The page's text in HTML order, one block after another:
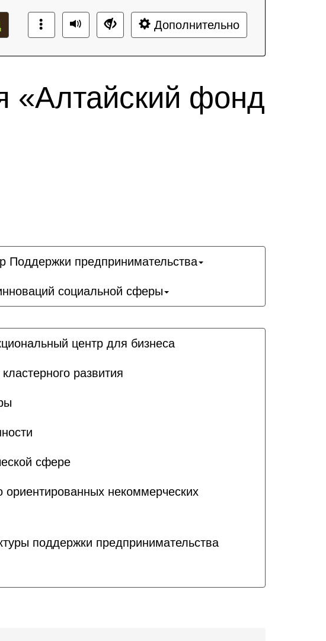
Дополнительно
«Алтайский фонд
Поддержки предпринимательства
социальной сферы
центр для бизнеса
развития
сфере
ориентированных некоммерческих
поддержки предпринимательства